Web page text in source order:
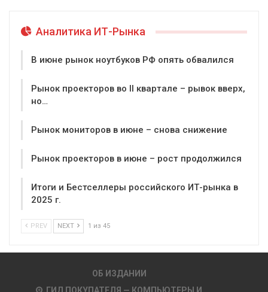
Аналитика ИТ-Рынка
В июне рынок ноутбуков РФ опять обвалился
Рынок проекторов во II квартале – рывок вверх,
но…
Рынок мониторов в июне – снова снижение
Рынок проекторов в июне – рост продолжился
Итоги и Бестселлеры российского ИТ-рынка в
2025 г.
PREV NEXT 1 из 45
ОБ ИЗДАНИИ